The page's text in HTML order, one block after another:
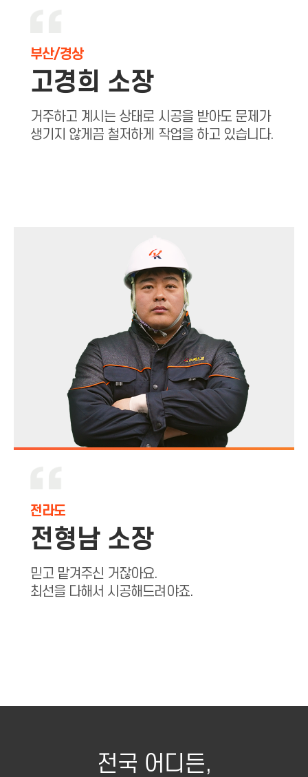
부산/경상
고경희 소장
거주하고 계시는 상태로 시공을 받아도 문제가
생기지 않게끔 철저하게 작업을 하고 있습니다.
전라도
전형남 소장
믿고 맡겨주신 거잖아요.
최선을 다해서 시공해드려야죠.
전국 어디든,